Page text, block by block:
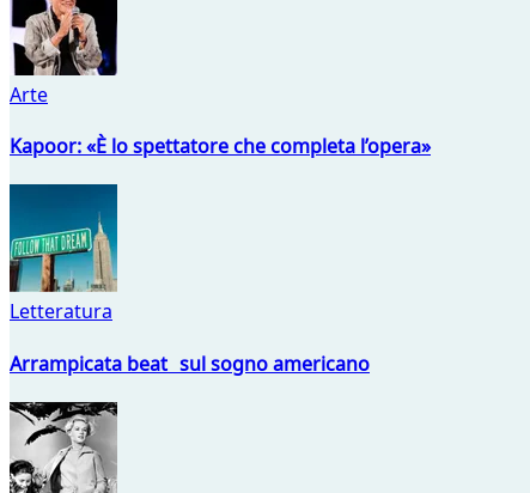
Arte
Kapoor: «È lo spettatore che completa l’opera»
Letteratura
Arrampicata beat sul sogno americano